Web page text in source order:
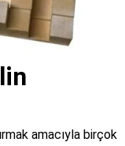
amacıyla birçok